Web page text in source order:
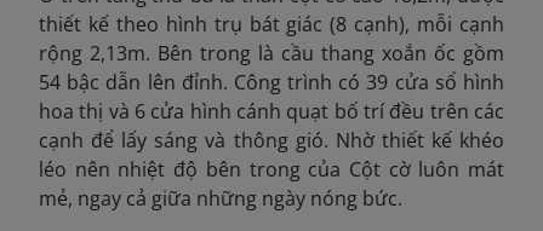
thiết kế theo hình trụ bát giác (8 cạnh), mỗi cạnh
rộng 2,13m. Bên trong là cầu thang xoắn ốc gồm
54 bậc dẫn lên đỉnh. Công trình có 39 cửa sổ hình
hoa thị và 6 cửa hình cánh quạt bố trí đều trên các
cạnh để lấy sáng và thông gió. Nhờ thiết kế khéo
léo nên nhiệt độ bên trong của Cột cờ luôn mát
mẻ, ngay cả giữa những ngày nóng bức.